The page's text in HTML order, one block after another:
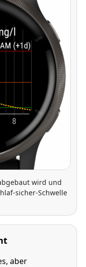
wird und
sicher-Schwelle
aber